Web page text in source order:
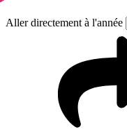
Aller directement à l'année